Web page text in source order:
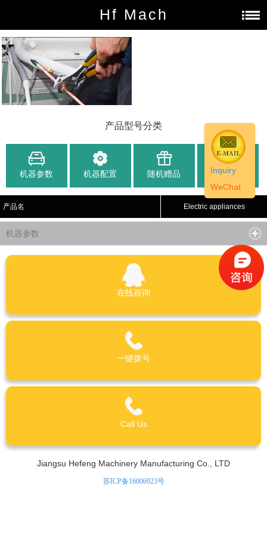
Inquiry
WeChat
Hf Mach
产品型号分类
机器参数 机器配置 随机赠品 办事处
产品名 Electric appliances
机器参数
在线咨询
一键拨号
Call Us
Jiangsu Hefeng Machinery Manufacturing Co., LTD
苏ICP备16006923号